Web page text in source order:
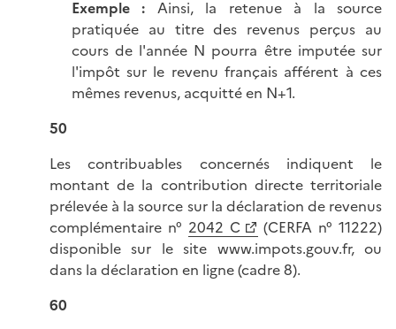
Exemple : Ainsi, la retenue à la source
pratiquée au titre des revenus perçus au
cours de l'année N pourra être imputée sur
l'impôt sur le revenu français afférent à ces
mêmes revenus, acquitté en N+1.
50
Les contribuables concernés indiquent le
montant de la contribution directe territoriale
prélevée à la source sur la déclaration de revenus
complémentaire n° 2042 C
(CERFA n° 11222)
disponible sur le site www.impots.gouv.fr, ou
dans la déclaration en ligne (cadre 8).
60